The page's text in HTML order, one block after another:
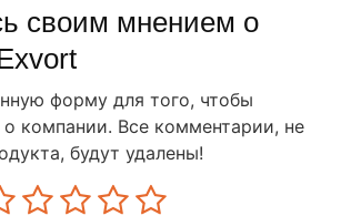
своим мнением о
форму для того, чтобы
о компании. Все комментарии, не
будут удалены!